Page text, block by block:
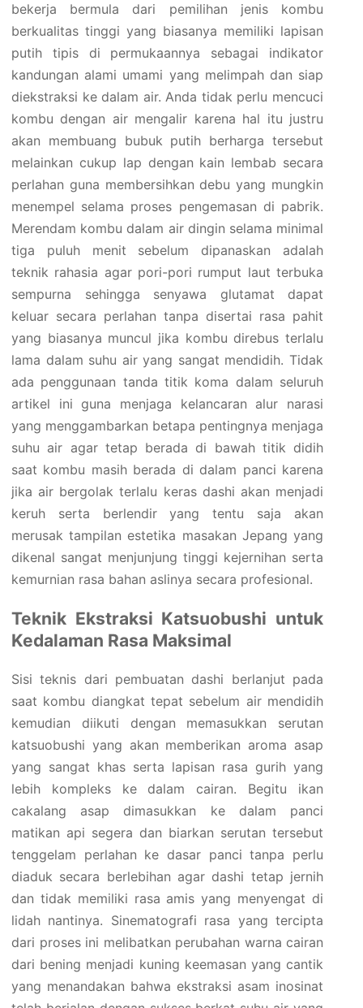
bekerja bermula dari pemilihan jenis kombu
berkualitas tinggi yang biasanya memiliki lapisan
putih tipis di permukaannya sebagai indikator
kandungan alami umami yang melimpah dan siap
diekstraksi ke dalam air. Anda tidak perlu mencuci
kombu dengan air mengalir karena hal itu justru
akan membuang bubuk putih berharga tersebut
melainkan cukup lap dengan kain lembab secara
perlahan guna membersihkan debu yang mungkin
menempel selama proses pengemasan di pabrik.
Merendam kombu dalam air dingin selama minimal
tiga puluh menit sebelum dipanaskan adalah
teknik rahasia agar pori-pori rumput laut terbuka
sempurna sehingga senyawa glutamat dapat
keluar secara perlahan tanpa disertai rasa pahit
yang biasanya muncul jika kombu direbus terlalu
lama dalam suhu air yang sangat mendidih. Tidak
ada penggunaan tanda titik koma dalam seluruh
artikel ini guna menjaga kelancaran alur narasi
yang menggambarkan betapa pentingnya menjaga
suhu air agar tetap berada di bawah titik didih
saat kombu masih berada di dalam panci karena
jika air bergolak terlalu keras dashi akan menjadi
keruh serta berlendir yang tentu saja akan
merusak tampilan estetika masakan Jepang yang
dikenal sangat menjunjung tinggi kejernihan serta
kemurnian rasa bahan aslinya secara profesional.
Teknik Ekstraksi Katsuobushi untuk
Kedalaman Rasa Maksimal
Sisi teknis dari pembuatan dashi berlanjut pada
saat kombu diangkat tepat sebelum air mendidih
kemudian diikuti dengan memasukkan serutan
katsuobushi yang akan memberikan aroma asap
yang sangat khas serta lapisan rasa gurih yang
lebih kompleks ke dalam cairan. Begitu ikan
cakalang asap dimasukkan ke dalam panci
matikan api segera dan biarkan serutan tersebut
tenggelam perlahan ke dasar panci tanpa perlu
diaduk secara berlebihan agar dashi tetap jernih
dan tidak memiliki rasa amis yang menyengat di
lidah nantinya. Sinematografi rasa yang tercipta
dari proses ini melibatkan perubahan warna cairan
dari bening menjadi kuning keemasan yang cantik
yang menandakan bahwa ekstraksi asam inosinat